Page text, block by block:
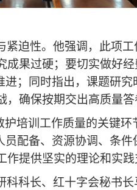
迫性。他强调，此项
果过硬；要切实做好
进；同时指出，课题研
确保按期交出高质量答
护培训工作质量的关键
配备、资源协调、条件
提供坚实的理论和实践
科长、红十字会秘书